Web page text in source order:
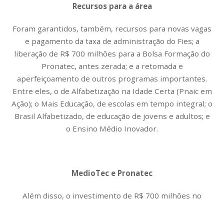
Recursos para a área
Foram garantidos, também, recursos para novas vagas
e pagamento da taxa de administração do Fies; a
liberação de R$ 700 milhões para a Bolsa Formação do
Pronatec, antes zerada; e a retomada e
aperfeiçoamento de outros programas importantes.
Entre eles, o de Alfabetização na Idade Certa (Pnaic em
Ação); o Mais Educação, de escolas em tempo integral; o
Brasil Alfabetizado, de educação de jovens e adultos; e
o Ensino Médio Inovador.
MedioTec e Pronatec
Além disso, o investimento de R$ 700 milhões no